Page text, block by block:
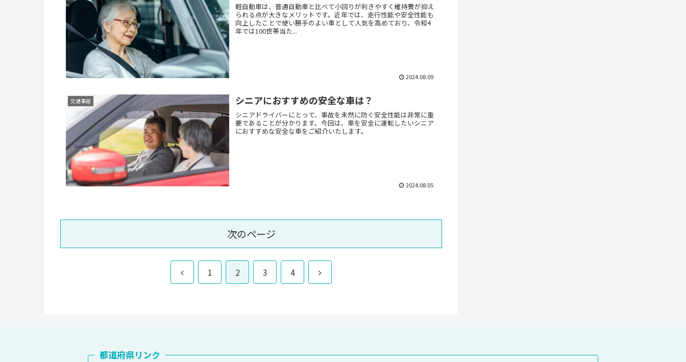
軽自動車は、普通自動車と比べて小回りが利きやすく維持費が抑え
られる点が大きなメリットです。近年では、走行性能や安全性能も
向上したことで使い勝手のよい車として人気を高めており、令和4
年では100世帯当た...
2024.08.09
交通事故 シニアにおすすめの安全な車は？
シニアドライバーにとって、事故を未然に防ぐ安全性能は非常に重
要であることが分かります。今回は、車を安全に運転したいシニア
におすすめな安全な車をご紹介いたします。
2024.08.05
次のページ
前
1 2 3 4
次
都道府県リンク